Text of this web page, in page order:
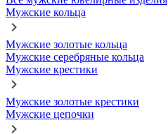
Мужские кольца
Мужские золотые кольца
Мужские серебряные кольца
Мужские крестики
Мужские золотые крестики
Мужские цепочки